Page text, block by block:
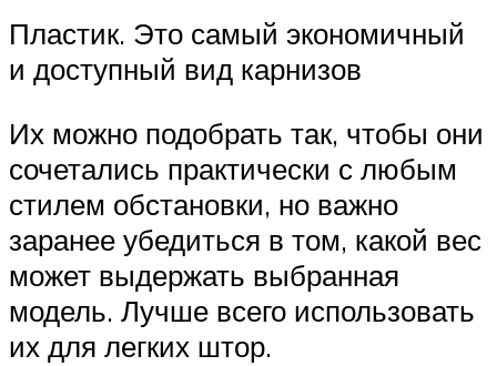
Пластик. Это самый экономичный
и доступный вид карнизов
Их можно подобрать так, чтобы они
сочетались практически с любым
стилем обстановки, но важно
заранее убедиться в том, какой вес
может выдержать выбранная
модель. Лучше всего использовать
их для легких штор.